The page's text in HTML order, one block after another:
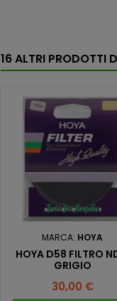
16 ALTRI PRODOTTI
MARCA: HOYA
HOYA D58 FILTRO
GRIGIO
Prezzo
30,00 €